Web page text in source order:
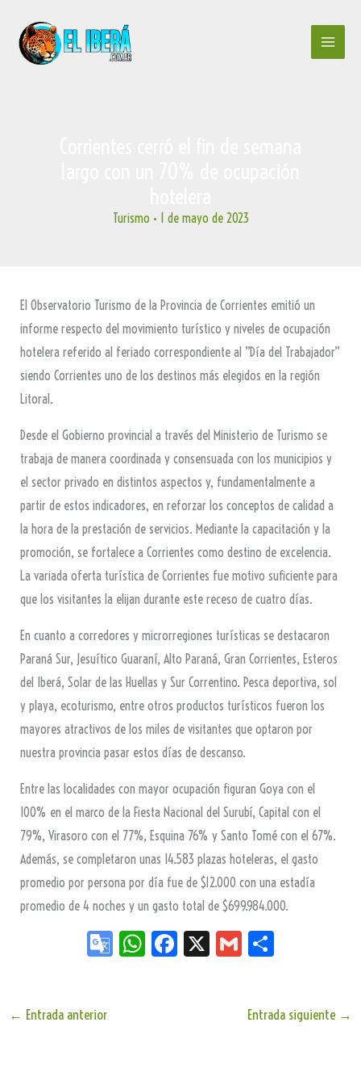
contenido
Turismo• 1 de mayo de 2023
El Observatorio Turismo de la Provincia de Corrientes emitió un
informe respecto del movimiento turístico y niveles de ocupación
hotelera referido al feriado correspondiente al ”Día del Trabajador”
siendo Corrientes uno de los destinos más elegidos en la región
Litoral.
Desde el Gobierno provincial a través del Ministerio de Turismo se
trabaja de manera coordinada y consensuada con los municipios y
el sector privado en distintos aspectos y, fundamentalmente a
partir de estos indicadores, en reforzar los conceptos de calidad a
la hora de la prestación de servicios. Mediante la capacitación y la
promoción, se fortalece a Corrientes como destino de excelencia.
La variada oferta turística de Corrientes fue motivo suficiente para
que los visitantes la elijan durante este receso de cuatro días.
En cuanto a corredores y microrregiones turísticas se destacaron
Paraná Sur, Jesuítico Guaraní, Alto Paraná, Gran Corrientes, Esteros
del Iberá, Solar de las Huellas y Sur Correntino. Pesca deportiva, sol
y playa, ecoturismo, entre otros productos turísticos fueron los
mayores atractivos de los miles de visitantes que optaron por
nuestra provincia pasar estos días de descanso.
Entre las localidades con mayor ocupación figuran Goya con el
100% en el marco de la Fiesta Nacional del Surubí, Capital con el
79%, Virasoro con el 77%, Esquina 76% y Santo Tomé con el 67%.
Además, se completaron unas 14.583 plazas hoteleras, el gasto
promedio por persona por día fue de $12.000 con una estadía
promedio de 4 noches y un gasto total de $699.984.000.
Go W
Fa
X
G
← Entrada anterior Entrada siguiente →